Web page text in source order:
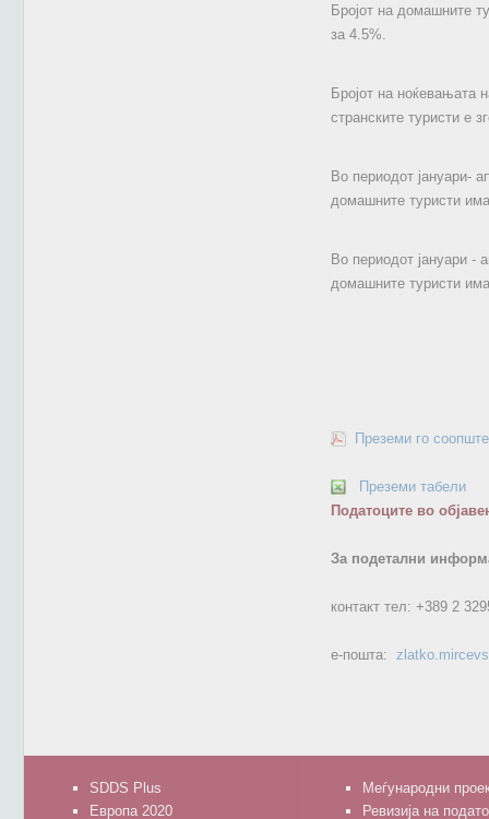
Бројот на домашните
за 4.5%.
Бројот на ноќевањата
странските туристи е
Во периодот јануари-
домашните туристи
Во периодот јануари -
домашните туристи
Преземи го
Преземи табели
Податоците во
За подетални
контакт тел: +389 2
е-пошта:
SDDS Plus
Европа 2020
Меѓународни
Ревизија на